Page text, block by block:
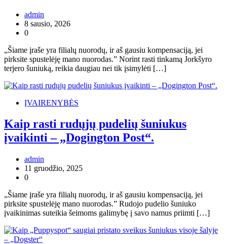
admin
8 sausio, 2026
0
„Šiame įraše yra filialų nuorodų, ir aš gausiu kompensaciją, jei
pirksite spustelėję mano nuorodas.” Norint rasti tinkamą Jorkšyro
terjero šuniuką, reikia daugiau nei tik įsimylėti […]
ĮVAIRENYBĖS
Kaip rasti rudųjų pudelių šuniukus
įvaikinti – „Dogington Post“.
admin
11 gruodžio, 2025
0
„Šiame įraše yra filialų nuorodų, ir aš gausiu kompensaciją, jei
pirksite spustelėję mano nuorodas.” Rudojo pudelio šuniuko
įvaikinimas suteikia šeimoms galimybę į savo namus priimti […]